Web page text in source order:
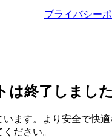
プライバシー
は終了しました
ます。より安全で快適
ださい。